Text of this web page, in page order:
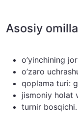
Asosiy
o’yinchining
o’zaro
qoplama turi:
jismoniy holat
turnir bosqichi.